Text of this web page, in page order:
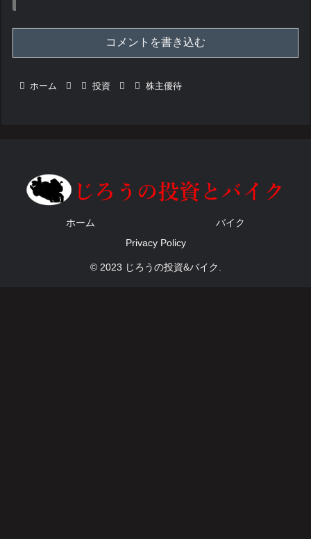
コメントを書き込む
ホーム 投資 株主優待
ホーム
バイク
Privacy Policy
© 2023 じろうの投資&バイク.